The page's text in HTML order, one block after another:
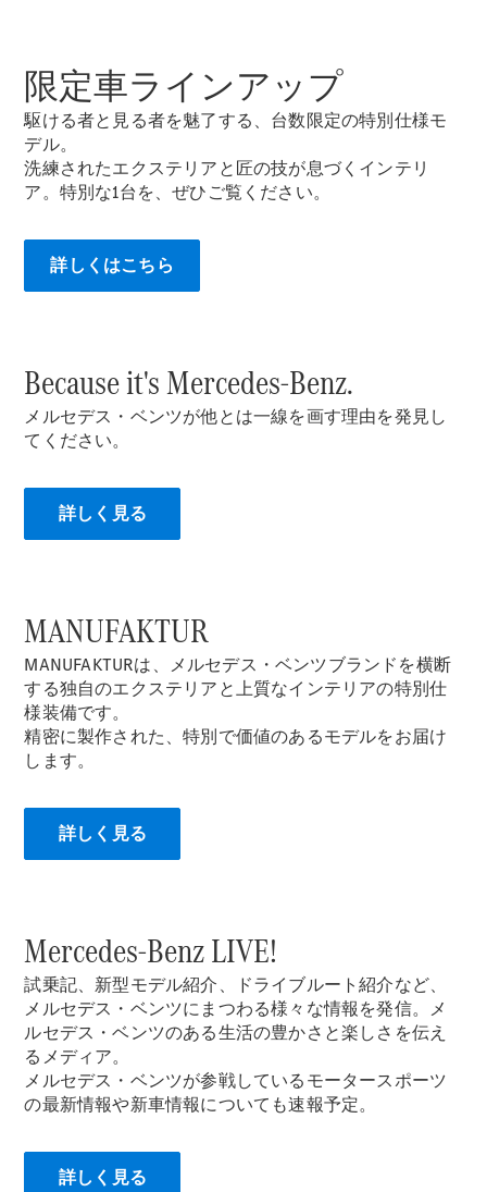
All Compact
A-Class
B-Class
スト
オンライン
ショールー
All Coupé
CLE Coupé
Mercedes-
AMG GT 4-
Door-Coupé
Mercedes-
AMG GT
4-Door-
Coupé
試乗リクエ
スト
All
Cabriolet/Roadster
Cabriolet
Mercedes-
限定車ラインアップ
駆ける者と見る者を魅了する、台数限定の特別仕様モ
デル。
洗練されたエクステリアと匠の技が息づくインテリ
ア。特別な1台を、ぜひご覧ください。
詳しくはこちら
Because it's Mercedes-Benz.
メルセデス・ベンツが他とは一線を画す理由を発見し
てください。
詳しく見る
MANUFAKTUR
MANUFAKTURは、メルセデス・ベンツブランドを横断
する独自のエクステリアと上質なインテリアの特別仕
様装備です。
精密に製作された、特別で価値のあるモデルをお届け
します。
詳しく見る
Mercedes-Benz LIVE!
試乗記、新型モデル紹介、ドライブルート紹介など、
メルセデス・ベンツにまつわる様々な情報を発信。メ
ルセデス・ベンツのある生活の豊かさと楽しさを伝え
るメディア。
メルセデス・ベンツが参戦しているモータースポーツ
の最新情報や新車情報についても速報予定。
詳しく見る